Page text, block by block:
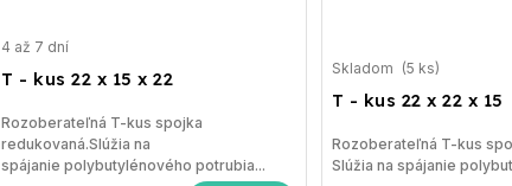
T - kus 22 x 15 x 22
4 až 7 dní
Rozoberateľná T-kus spojka
redukovaná.Slúžia na
spájanie polybutylénového potrubia...
T - kus 22 x 22 x 15
Skladom (5 ks)
Rozoberateľná T-kus
Slúžia na spájanie